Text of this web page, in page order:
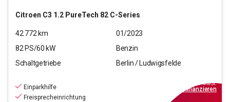
Citroen C3 1.2 PureTech 82 C-Series
42.772 km
01/2023
82 PS/60 kW
Benzin
Schaltgetriebe
Berlin / Ludwigsfelde
Einparkhilfe
Freisprecheinrichtung
inkl.MwSt.
finanzieren